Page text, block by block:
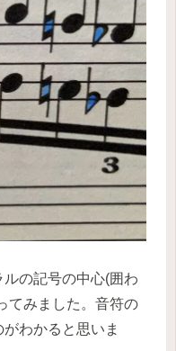
の記号の中心(囲わ
てみました。音符の
わかると思いま